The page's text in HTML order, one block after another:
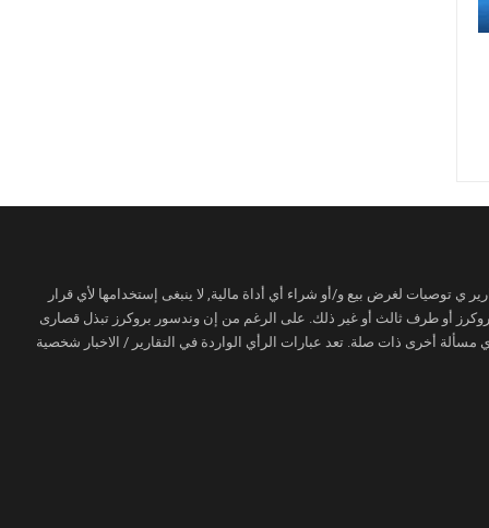
ي توصيات لغرض بيع و/أو شراء أي أداة مالية, لا ينبغى إستخدامها لأي قرار
أو طرف ثالث أو غير ذلك. على الرغم من إن وندسور بروكرز تبذل قصارى
أخرى ذات صلة. تعد عبارات الرأي الواردة في التقارير / الاخبار شخصية